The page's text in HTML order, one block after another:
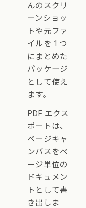
んのスクリ
ーンショッ
トや元ファ
イルを 1 つ
にまとめた
パッケージ
として使え
ます。
PDF エクス
ポートは、
ページキャ
ンバスをペ
ージ単位の
ドキュメン
トとして書
き出しま